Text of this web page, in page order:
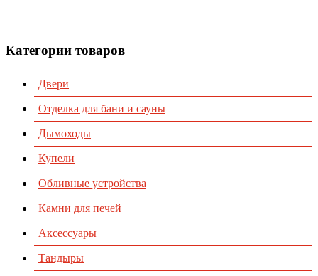
Категории товаров
Двери
Отделка для бани и сауны
Дымоходы
Купели
Обливные устройства
Камни для печей
Аксессуары
Тандыры